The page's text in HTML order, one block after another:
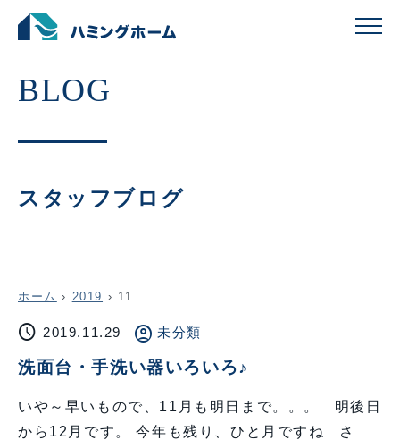
スタッフブログ
ホーム › 2019 › 11
schedule 2019.11.29 account_circle 未分類
洗面台・手洗い器いろいろ♪
いや～早いもので、11月も明日まで。。。 明後日
から12月です。 今年も残り、ひと月ですね さ